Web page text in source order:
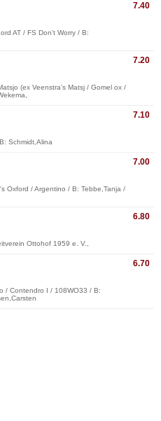
7.40
AT / FS Don't Worry / B:
7.20
(ex Veenstra's Matsj / Gomel ox /
7.10
Schmidt,Alina
7.00
Oxford / Argentino / B: Tebbe,Tanja /
6.80
Ottohof 1959 e. V.,
6.70
/ Contendro I / 108WO33 / B: